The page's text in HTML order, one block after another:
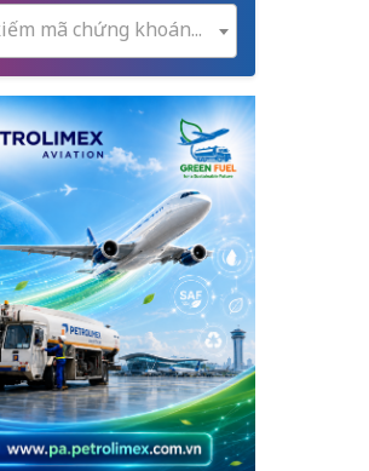
mã chứng khoán...